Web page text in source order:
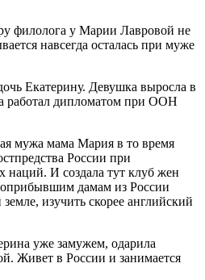
филолога у Марии Лавровой не
навсегда осталась при муже
Екатерину. Девушка выросла в
работал дипломатом при ООН
мужа мама Мария в то время
России при
наций. И создала тут клуб жен
дамам из России
изучить скорее английский
уже замужем, одарила
Живет в России и занимается